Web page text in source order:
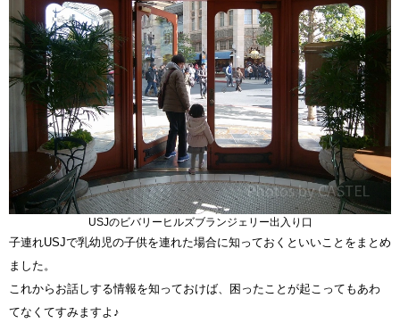
USJのビバリーヒルズブランジェリー出入り口
子連れUSJで乳幼児の子供を連れた場合に知っておくといいことをまとめ
ました。
これからお話しする情報を知っておけば、困ったことが起こってもあわ
てなくてすみますよ♪